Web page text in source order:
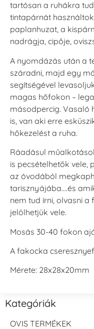
VersaCraft
Tintapárna -
Hidegszürke -
VersaCraft
tartósan a ruhákra
tintapárnát
paplanhuzat, a
nadrágja, cipője,
A nyomdázás után a
száradni, majd egy
segítségével
magas hőfokon –
másodpercig. Vasaló
is, van aki erre
hőkezelést a ruha.
Ráadásul
is pecsételhetők
az óvodából
tarisznyájába….és
nem tud írni, olvasni a
jelölhetjük vele.
Mosás 30-40 fokon
A fakocka
Mérete: 28x28x20mm
Kategóriák
OVIS TERMÉKEK